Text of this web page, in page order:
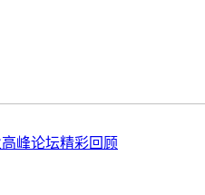
峰论坛精彩回顾